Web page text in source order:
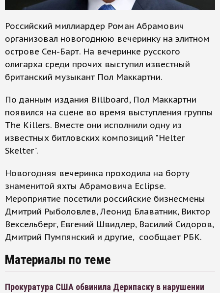
Российский миллиардер Роман Абрамович
организовал новогоднюю вечеринку на элитном
острове Сен-Барт. На вечеринке русского
олигарха среди прочих выступил известный
британский музыкант Пол Маккартни.
По данным издания Billboard, Пол Маккартни
появился на сцене во время выступления группы
The Killers. Вместе они исполнили одну из
известных битловских композиций "Helter
Skelter".
Новогодняя вечеринка проходила на борту
знаменитой яхты Абрамовича Eclipse.
Мероприятие посетили российские бизнесмены
Дмитрий Рыболовлев, Леонид Блаватник, Виктор
Вексельберг, Евгений Швидлер, Василий Сидоров,
Дмитрий Пумпянский и другие, сообщает РБК.
Материалы по теме
Прокуратура США обвинила Дерипаску в нарушении